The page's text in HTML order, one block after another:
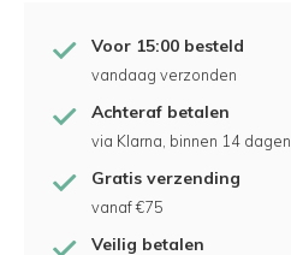
Voor 15:00 besteld
vandaag verzonden
Achteraf betalen
via Klarna, binnen 14 dagen
Gratis verzending
vanaf €75
Veilig betalen